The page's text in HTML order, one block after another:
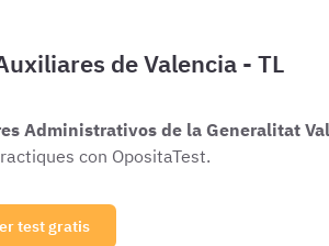
de Valencia - TL
Administrativos de la Generalitat
con OpositaTest.
test gratis